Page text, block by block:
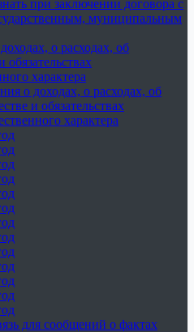
при заключении договора с
муниципальным
о расходах, об
характера
о доходах, о расходах, об
и обязательствах
характера
для сообщений о фактах